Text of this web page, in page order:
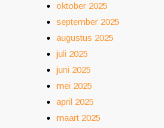
oktober 2025
september 2025
augustus 2025
juli 2025
juni 2025
mei 2025
april 2025
maart 2025